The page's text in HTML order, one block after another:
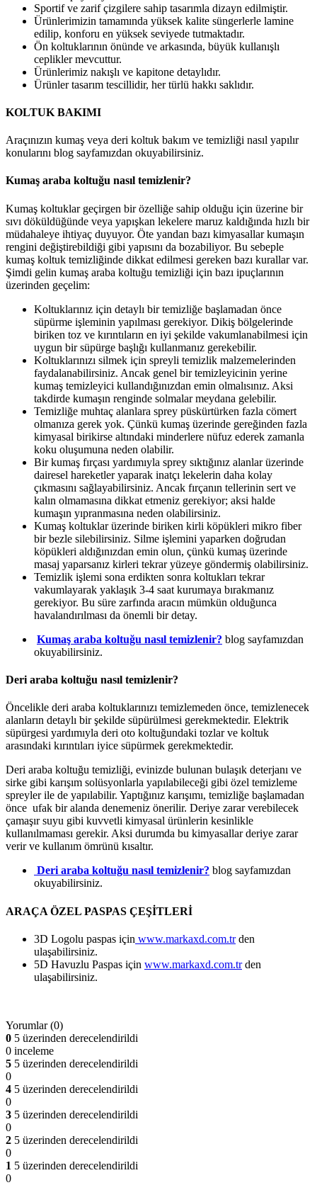
Sportif ve zarif çizgilere sahip tasarımla dizayn edilmiştir.
Ürünlerimizin tamamında yüksek kalite süngerlerle lamine
edilip, konforu en yüksek seviyede tutmaktadır.
Ön koltuklarının önünde ve arkasında, büyük kullanışlı
ceplikler mevcuttur.
Ürünlerimiz nakışlı ve kapitone detaylıdır.
Ürünler tasarım tescillidir, her türlü hakkı saklıdır.
KOLTUK BAKIMI
Araçınızın kumaş veya deri koltuk bakım ve temizliği nasıl yapılır
konularını blog sayfamızdan okuyabilirsiniz.
Kumaş araba koltuğu nasıl temizlenir?
Kumaş koltuklar geçirgen bir özelliğe sahip olduğu için üzerine bir
sıvı döküldüğünde veya yapışkan lekelere maruz kaldığında hızlı bir
müdahaleye ihtiyaç duyuyor. Öte yandan bazı kimyasallar kumaşın
rengini değiştirebildiği gibi yapısını da bozabiliyor. Bu sebeple
kumaş koltuk temizliğinde dikkat edilmesi gereken bazı kurallar var.
Şimdi gelin kumaş araba koltuğu temizliği için bazı ipuçlarının
üzerinden geçelim:
Koltuklarınız için detaylı bir temizliğe başlamadan önce
süpürme işleminin yapılması gerekiyor. Dikiş bölgelerinde
biriken toz ve kırıntıların en iyi şekilde vakumlanabilmesi için
uygun bir süpürge başlığı kullanmanız gerekebilir.
Koltuklarınızı silmek için spreyli temizlik malzemelerinden
faydalanabilirsiniz. Ancak genel bir temizleyicinin yerine
kumaş temizleyici kullandığınızdan emin olmalısınız. Aksi
takdirde kumaşın renginde solmalar meydana gelebilir.
Temizliğe muhtaç alanlara sprey püskürtürken fazla cömert
olmanıza gerek yok. Çünkü kumaş üzerinde gereğinden fazla
kimyasal birikirse altındaki minderlere nüfuz ederek zamanla
koku oluşumuna neden olabilir.
Bir kumaş fırçası yardımıyla sprey sıktığınız alanlar üzerinde
dairesel hareketler yaparak inatçı lekelerin daha kolay
çıkmasını sağlayabilirsiniz. Ancak fırçanın tellerinin sert ve
kalın olmamasına dikkat etmeniz gerekiyor; aksi halde
kumaşın yıpranmasına neden olabilirsiniz.
Kumaş koltuklar üzerinde biriken kirli köpükleri mikro fiber
bir bezle silebilirsiniz. Silme işlemini yaparken doğrudan
köpükleri aldığınızdan emin olun, çünkü kumaş üzerinde
masaj yaparsanız kirleri tekrar yüzeye göndermiş olabilirsiniz.
Temizlik işlemi sona erdikten sonra koltukları tekrar
vakumlayarak yaklaşık 3-4 saat kurumaya bırakmanız
gerekiyor. Bu süre zarfında aracın mümkün olduğunca
havalandırılması da önemli bir detay.
Kumaş araba koltuğu nasıl temizlenir? blog sayfamızdan
okuyabilirsiniz.
Deri araba koltuğu nasıl temizlenir?
Öncelikle deri araba koltuklarınızı temizlemeden önce, temizlenecek
alanların detaylı bir şekilde süpürülmesi gerekmektedir. Elektrik
süpürgesi yardımıyla deri oto koltuğundaki tozlar ve koltuk
arasındaki kırıntıları iyice süpürmek gerekmektedir.
Deri araba koltuğu temizliği, evinizde bulunan bulaşık deterjanı ve
sirke gibi karışım solüsyonlarla yapılabileceği gibi özel temizleme
spreyler ile de yapılabilir. Yaptığınız karışımı, temizliğe başlamadan
önce ufak bir alanda denemeniz önerilir. Deriye zarar verebilecek
çamaşır suyu gibi kuvvetli kimyasal ürünlerin kesinlikle
kullanılmaması gerekir. Aksi durumda bu kimyasallar deriye zarar
verir ve kullanım ömrünü kısaltır.
Deri araba koltuğu nasıl temizlenir? blog sayfamızdan
okuyabilirsiniz.
ARAÇA ÖZEL PASPAS ÇEŞİTLERİ
3D Logolu paspas için www.markaxd.com.trden
ulaşabilirsiniz.
5D Havuzlu Paspas için www.markaxd.com.trden
ulaşabilirsiniz.
Yorumlar (0)
0 5 üzerinden derecelendirildi
0 inceleme
5 5 üzerinden derecelendirildi
0
4 5 üzerinden derecelendirildi
0
3 5 üzerinden derecelendirildi
0
2 5 üzerinden derecelendirildi
0
1 5 üzerinden derecelendirildi
0